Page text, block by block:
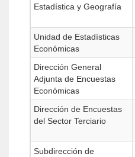
Estadística y Geografía
Unidad de Estadísticas
Económicas
Dirección General
Adjunta de Encuestas
Económicas
Dirección de Encuestas
del Sector Terciario
Subdirección de